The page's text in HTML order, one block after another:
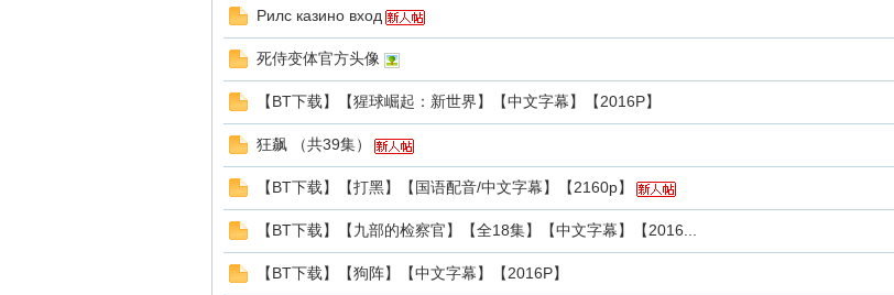
Рилс казино вход
死侍变体官方头像
【BT下载】【猩球崛起：新世界】【中文字幕】【2016P】
狂飙 （共39集）
【BT下载】【打黑】【国语配音/中文字幕】【2160p】
【BT下载】【九部的检察官】【全18集】【中文字幕】【2016...
【BT下载】【狗阵】【中文字幕】【2016P】